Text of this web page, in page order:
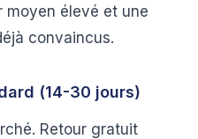
moyen élevé et une
convaincus.
(14-30 jours)
Retour gratuit